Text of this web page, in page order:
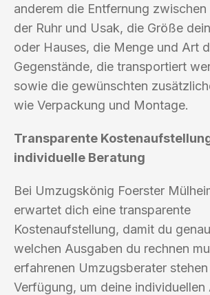
anderem die Entfernung zwischen
der Ruhr und Usak, die Größe
oder Hauses, die Menge und Art
Gegenstände, die transportiert
sowie die gewünschten
wie Verpackung und Montage.
Transparente
individuelle Beratung
Bei Umzugskönig Foerster
erwartet dich eine transparente
Kostenaufstellung, damit du
welchen Ausgaben du rechnen
erfahrenen Umzugsberater
Verfügung, um deine individuellen